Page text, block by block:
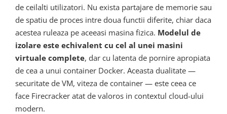
de ceilalti utilizatori. Nu exista partajare de memorie sau
de spatiu de proces intre doua functii diferite, chiar daca
acestea ruleaza pe aceeasi masina fizica. Modelul de
izolare este echivalent cu cel al unei masini
virtuale complete, dar cu latenta de pornire apropiata
de cea a unui container Docker. Aceasta dualitate —
securitate de VM, viteza de container — este ceea ce
face Firecracker atat de valoros in contextul cloud-ului
modern.